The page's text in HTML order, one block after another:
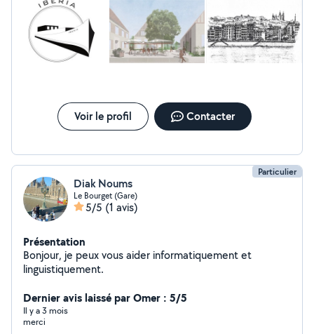
Voir le profil Contacter
Particulier
Diak Noums
Le Bourget (Gare)
5/5 (1 avis)
Présentation
Bonjour, je peux vous aider informatiquement et
linguistiquement.
Dernier avis laissé par Omer : 5/5
Il y a 3 mois
merci